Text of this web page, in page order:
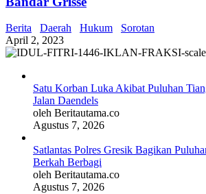
Berita Daerah Hukum
Sorotan
April 2, 2023
Satu Korban Luka Akibat Puluhan
Jalan Daendels
oleh Beritautama.co
Agustus 7, 2026
Satlantas Polres Gresik Bagikan
Berkah Berbagi
oleh Beritautama.co
Agustus 7, 2026